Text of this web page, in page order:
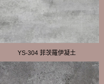
YS-304 菲茨羅伊凝土